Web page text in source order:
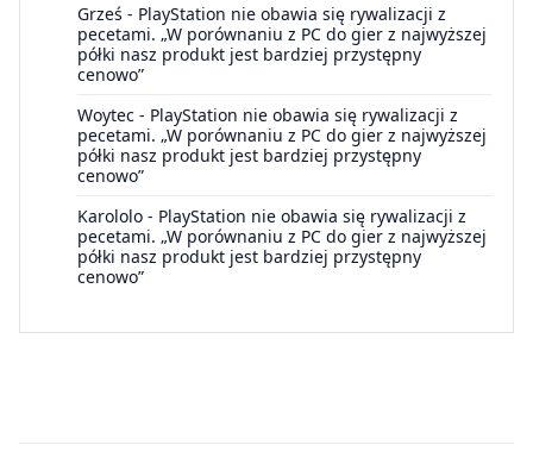
Grześ - PlayStation nie obawia się rywalizacji z
pecetami. „W porównaniu z PC do gier z najwyższej
półki nasz produkt jest bardziej przystępny
cenowo”
Woytec - PlayStation nie obawia się rywalizacji z
pecetami. „W porównaniu z PC do gier z najwyższej
półki nasz produkt jest bardziej przystępny
cenowo”
Karololo - PlayStation nie obawia się rywalizacji z
pecetami. „W porównaniu z PC do gier z najwyższej
półki nasz produkt jest bardziej przystępny
cenowo”